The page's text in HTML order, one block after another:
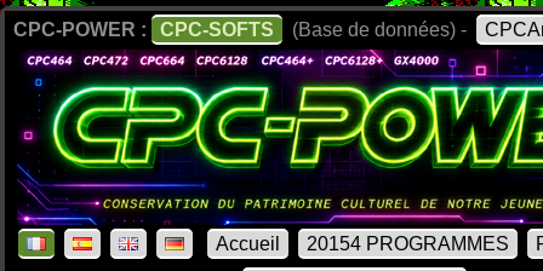
CPC-POWER : CPC-SOFTS (Base de données) -
Accueil 20154 PROGRAMMES